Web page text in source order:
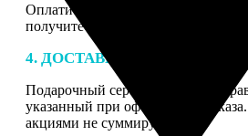
Оплатите заказ банковской
получите подтверждение на email
4. ДОСТАВКА И ОПЛАТА
Подарочный сертификат мы
указанный при оформлении
акциями не суммируются.